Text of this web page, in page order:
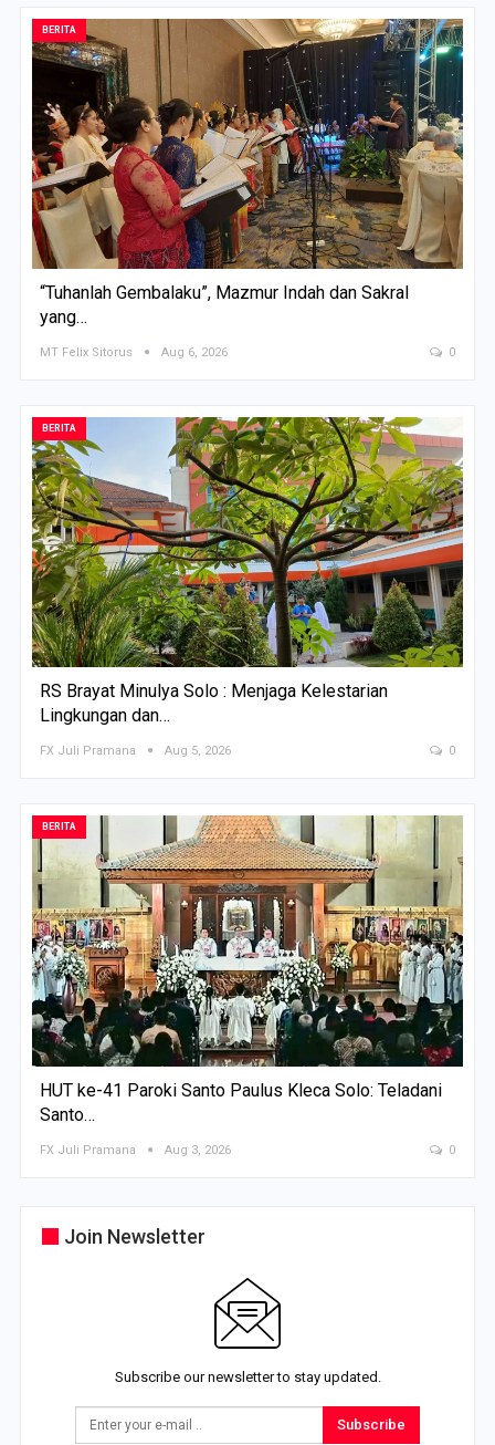
BERITA
“Tuhanlah Gembalaku”, Mazmur Indah dan Sakral
yang…
MT Felix Sitorus Aug 6, 2026 0
BERITA
RS Brayat Minulya Solo : Menjaga Kelestarian
Lingkungan dan…
FX Juli Pramana Aug 5, 2026 0
BERITA
HUT ke-41 Paroki Santo Paulus Kleca Solo: Teladani
Santo…
FX Juli Pramana Aug 3, 2026 0
Join Newsletter
Subscribe our newsletter to stay updated.
Subscribe